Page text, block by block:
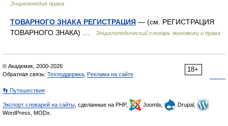
Энциклопедия права
ТОВАРНОГО ЗНАКА РЕГИСТРАЦИЯ — (см. РЕГИСТРАЦИЯ
ТОВАРНОГО ЗНАКА) …
Энциклопедический словарь экономики и права
18+
© Академик, 2000-2026
Обратная связь: Техподдержка Реклама на сайте
👣 Путешествия
Экспорт словарей на сайты , сделанные на PHP, Joomla,
Drupal,
WordPress, MODx.